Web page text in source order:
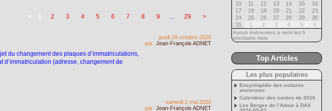
< 1 2 3 4 5 6 7 8 9 … 29 >
jeudi 29 octobre 2020
par Jean-François ADNET
du changement des plaques d’immatriculations,
d’immatriculation (adresse, changement de
samedi 2 mai 2020
par Jean-François ADNET
10
11 12 13 14 15
16
17
18 19 20 21 22
23
24
25 26 27 28 29
30
31
1 2 3 4 5 6
Aucun évènement à venir les 6
prochains mois
Top Articles
Les plus populaires
Encyclopidie des voitures
anciennes
Calendrier des sorties de 2016
Les Berges de l’Adour à DAX